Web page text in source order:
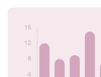
Popularité du
prénom Emmeline
2024